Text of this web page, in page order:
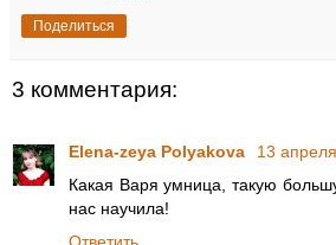
Поделиться
3 комментария:
Elena-zeya Polyakova
13
Какая Варя умница, такую
нас научила!
Ответить